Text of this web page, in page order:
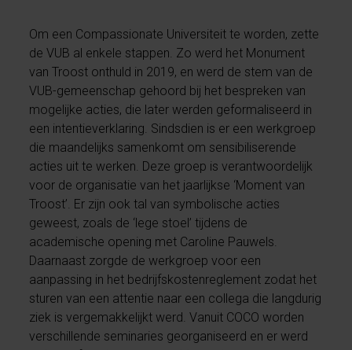
Om een Compassionate Universiteit te worden, zette
de VUB al enkele stappen. Zo werd het Monument
van Troost onthuld in 2019, en werd de stem van de
VUB-gemeenschap gehoord bij het bespreken van
mogelijke acties, die later werden geformaliseerd in
een intentieverklaring. Sindsdien is er een werkgroep
die maandelijks samenkomt om sensibiliserende
acties uit te werken. Deze groep is verantwoordelijk
voor de organisatie van het jaarlijkse ‘Moment van
Troost’. Er zijn ook tal van symbolische acties
geweest, zoals de ‘lege stoel’ tijdens de
academische opening met Caroline Pauwels.
Daarnaast zorgde de werkgroep voor een
aanpassing in het bedrijfskostenreglement zodat het
sturen van een attentie naar een collega die langdurig
ziek is vergemakkelijkt werd. Vanuit COCO worden
verschillende seminaries georganiseerd en er werd